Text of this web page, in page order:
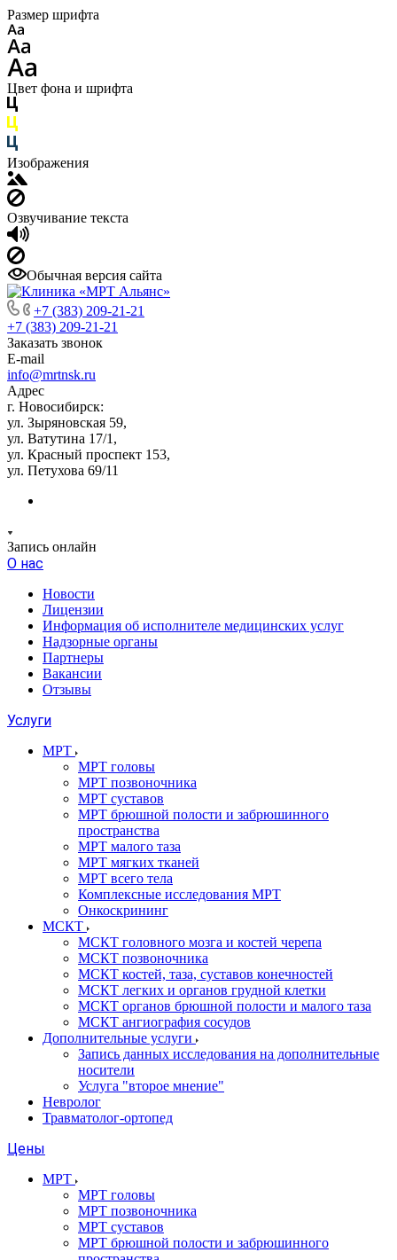
Размер шрифта
Цвет фона и шрифта
Изображения
Озвучивание текста
Обычная версия сайта
+7 (383) 209-21-21
+7 (383) 209-21-21
Заказать звонок
E-mail
info@mrtnsk.ru
Адрес
г. Новосибирск:
ул. Зыряновская 59,
ул. Ватутина 17/1,
ул. Красный проспект 153,
ул. Петухова 69/11
Запись онлайн
О нас
Новости
Лицензии
Информация об исполнителе медицинских услуг
Надзорные органы
Партнеры
Вакансии
Отзывы
Услуги
МРТ
МРТ головы
МРТ позвоночника
МРТ суставов
МРТ брюшной полости и забрюшинного
пространства
МРТ малого таза
МРТ мягких тканей
МРТ всего тела
Комплексные исследования МРТ
Онкоскрининг
МСКТ
МСКТ головного мозга и костей черепа
МСКТ позвоночника
МСКТ костей, таза, суставов конечностей
МСКТ легких и органов грудной клетки
МСКТ органов брюшной полости и малого таза
МСКТ ангиография сосудов
Дополнительные услуги
Запись данных исследования на дополнительные
носители
Услуга "второе мнение"
Невролог
Травматолог-ортопед
Цены
МРТ
МРТ головы
МРТ позвоночника
МРТ суставов
МРТ брюшной полости и забрюшинного